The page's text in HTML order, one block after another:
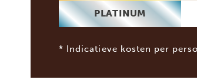
PLATINUM
* Indicatieve kosten per